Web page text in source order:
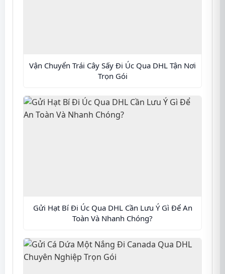
Vận Chuyển Trái Cây Sấy Đi Úc Qua DHL Tận Nơi
Trọn Gói
Gửi Hạt Bí Đi Úc Qua DHL Cần Lưu Ý Gì Để An
Toàn Và Nhanh Chóng?